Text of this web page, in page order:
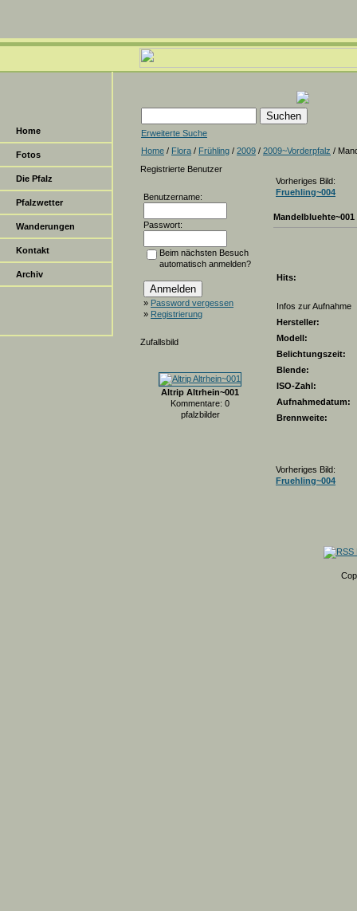
Home
Fotos
Die Pfalz
Pfalzwetter
Wanderungen
Kontakt
Archiv
Erweiterte Suche
Home / Flora / Frühling / 2009 / 2009~Vorderpfalz /
Registrierte Benutzer
Benutzername:
Passwort:
Beim nächsten Besuch
automatisch anmelden?
» Password vergessen
» Registrierung
Zufallsbild
Altrip Altrhein~001
Kommentare: 0
pfalzbilder
Vorheriges Bild:
Fruehling~004
Mandelbluehte~001
Hits:
Infos zur Aufnahme
Hersteller:
Modell:
Belichtungszeit:
Blende:
ISO-Zahl:
Aufnahmedatum:
Brennweite:
Vorheriges Bild:
Fruehling~004